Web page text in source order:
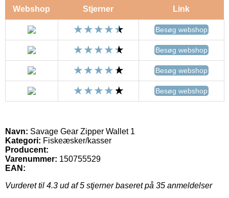
Webshop Stjerner Link
Besøg webshop
Besøg webshop
Besøg webshop
Besøg webshop
Navn: Savage Gear Zipper Wallet 1
Kategori: Fiskeæsker/kasser
Producent:
Varenummer: 150755529
EAN:
Vurderet til 4.3 ud af 5 stjerner baseret på 35 anmeldelser